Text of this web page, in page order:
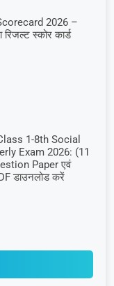
2026 –
स्कोर कार्ड
1-8th Social
Exam 2026: (11
Paper एवं
डाउनलोड करें